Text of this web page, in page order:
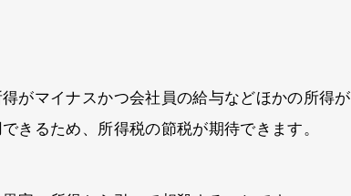
がマイナスかつ会社員の給与などほかの所得が
きるため、所得税の節税が期待できます。